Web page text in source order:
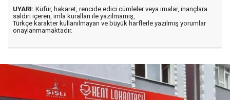
UYARI: Küfür, hakaret, rencide edici cümleler veya imalar, inançlara
saldırı içeren, imla kuralları ile yazılmamış,
Türkçe karakter kullanılmayan ve büyük harflerle yazılmış yorumlar
onaylanmamaktadır.